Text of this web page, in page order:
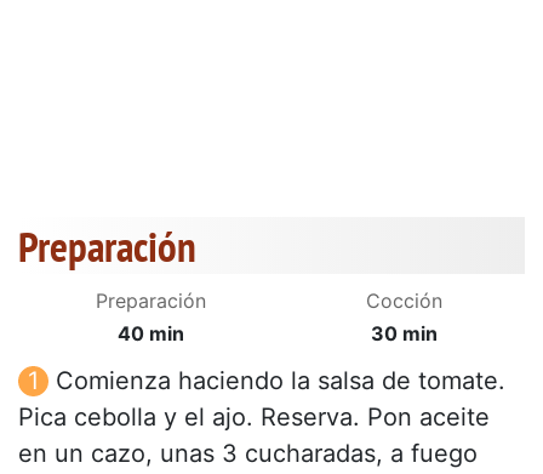
Preparación
Preparación
40 min
Cocción
30 min
Comienza haciendo la salsa de tomate.
Pica cebolla y el ajo. Reserva. Pon aceite
en un cazo, unas 3 cucharadas, a fuego